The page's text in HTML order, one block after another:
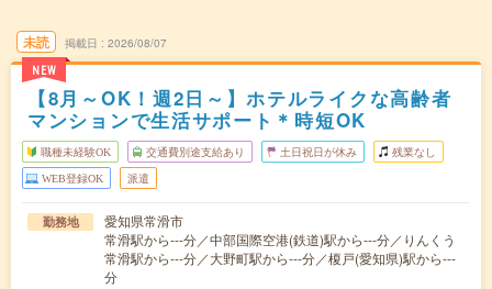
未読
NEW
掲載日 2026/08/07
【8月～OK！週2日～】ホテルライクな高齢者
マンションで生活サポート＊時短OK
職種未経験OK 交通費別途支給あり 土日祝日が休み 残業なし
WEB登録OK 派遣
勤務地
愛知県常滑市
常滑駅から---分／中部国際空港(鉄道)駅から---分／りんくう
常滑駅から---分／大野町駅から---分／榎戸(愛知県)駅から---
分